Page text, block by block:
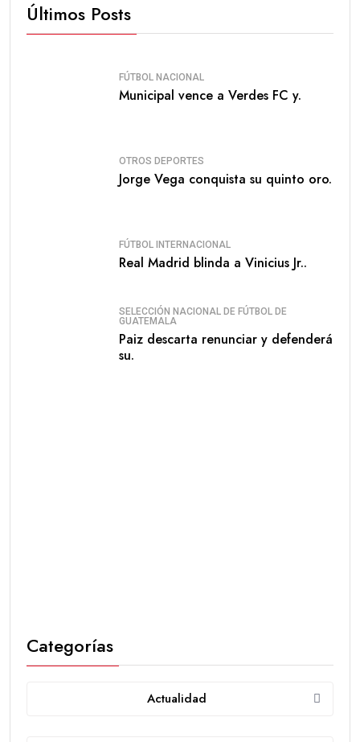
Últimos Posts
FÚTBOL NACIONAL
Municipal vence a Verdes FC y.
OTROS DEPORTES
Jorge Vega conquista su quinto oro.
FÚTBOL INTERNACIONAL
Real Madrid blinda a Vinicius Jr..
SELECCIÓN NACIONAL DE FÚTBOL DE
GUATEMALA
Paiz descarta renunciar y defenderá
su.
Categorías
Actualidad